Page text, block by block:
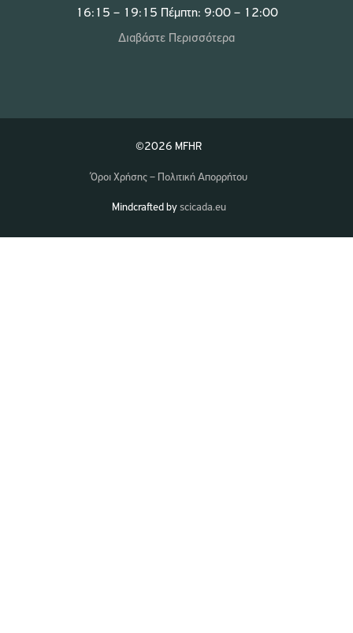
16:15 – 19:15 Πέμπτη: 9:00 – 12:00
Διαβάστε Περισσότερα
©2026 MFHR
Όροι Χρήσης – Πολιτική Απορρήτου
Mindcrafted by scicada.eu